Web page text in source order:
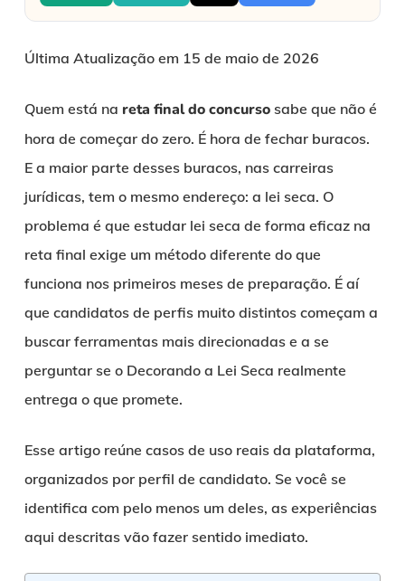
Última Atualização em 15 de maio de 2026
Quem está na reta final do concursosabe que não é
hora de começar do zero. É hora de fechar buracos.
E a maior parte desses buracos, nas carreiras
jurídicas, tem o mesmo endereço: a lei seca. O
problema é que estudar lei seca de forma eficaz na
reta final exige um método diferente do que
funciona nos primeiros meses de preparação. É aí
que candidatos de perfis muito distintos começam a
buscar ferramentas mais direcionadas e a se
perguntar se o Decorando a Lei Seca realmente
entrega o que promete.
Esse artigo reúne casos de uso reais da plataforma,
organizados por perfil de candidato. Se você se
identifica com pelo menos um deles, as experiências
aqui descritas vão fazer sentido imediato.